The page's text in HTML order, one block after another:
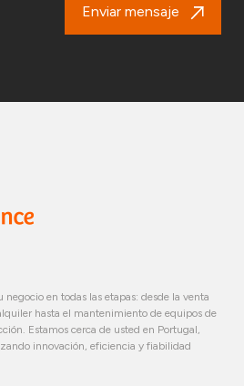
Enviar mensaje
negocio en todas las etapas: desde la venta
hasta el mantenimiento de equipos de
Estamos cerca de usted en Portugal,
innovación, eficiencia y fiabilidad